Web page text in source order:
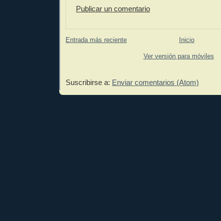
Publicar un comentario
Entrada más reciente Inicio
Ver versión para móviles
Suscribirse a: Enviar comentarios (Atom)